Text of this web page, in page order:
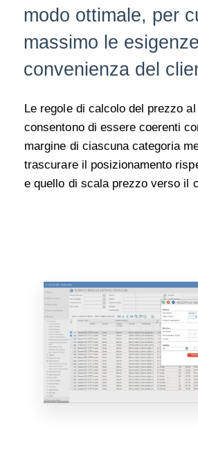
modo ottimale, per
massimo le
convenienza del
Le regole di calcolo del prezzo
consentono di essere coerenti
margine di ciascuna categoria
trascurare il posizionamento
e quello di scala prezzo verso il